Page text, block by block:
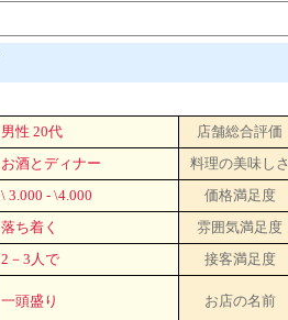
男性 20代
店舗総合評価
お酒とディナー
料理の美味し
\ 3.000 - \4.000
価格満足度
落ち着く
雰囲気満足度
2－3人で
接客満足度
一頭盛り お店の名前